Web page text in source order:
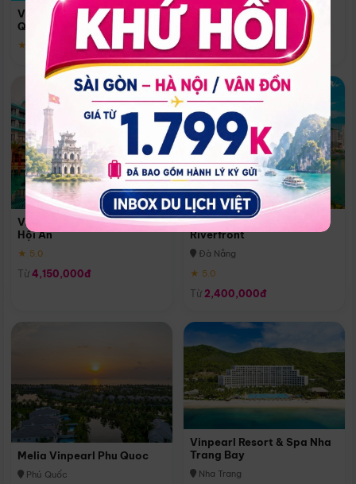
Vinpearl Resort & Spa Phu
Quoc
★ 5.0
Quoc
Phú Quốc
★ 5.0
Vinpearl Resort & Golf Nam
Hội An
★ 5.0
Từ 4,150,000đ
Melia Vinpearl Danang
Riverfront
Đà Nẵng
★ 5.0
Từ 2,400,000đ
Melia Vinpearl Phu Quoc
Phú Quốc
Vinpearl Resort & Spa Nha
Trang Bay
Nha Trang